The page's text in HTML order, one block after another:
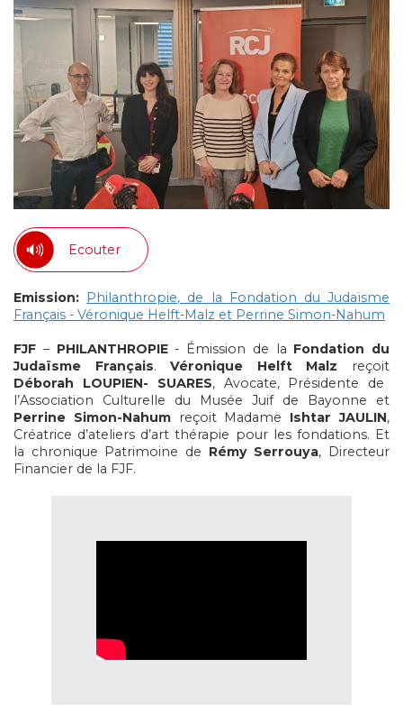
Ecouter
Emission: Philanthropie, de la Fondation du Judaïsme
Français - Véronique Helft-Malz et Perrine Simon-Nahum
FJF – PHILANTHROPIE- Émission de la Fondation du
Judaïsme Français.Véronique Helft Malz reçoit
Déborah LOUPIEN- SUARES, Avocate, Présidente de
l’Association Culturelle du Musée Juif de Bayonne et
Perrine Simon-Nahumreçoit Madame Ishtar JAULIN,
Créatrice d’ateliers d’art thérapie pour les fondations. Et
la chronique Patrimoine de Rémy Serrouya, Directeur
Financier de la FJF.